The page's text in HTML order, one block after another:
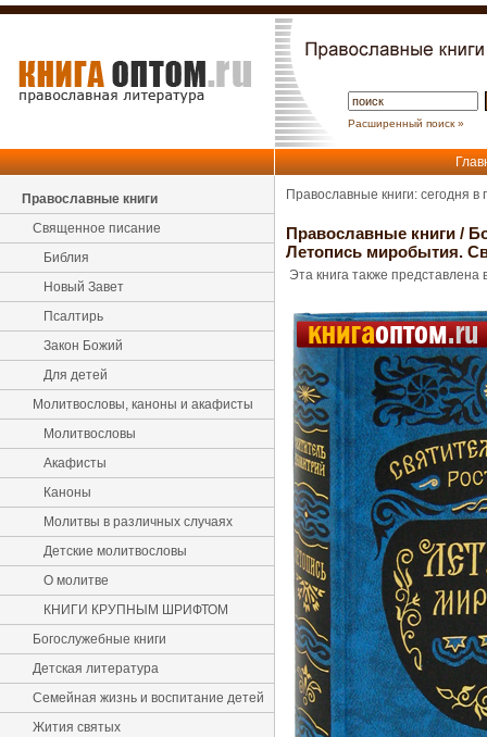
Расширенный поиск »
Православные книги
Священное писание
Библия
Новый Завет
Псалтирь
Закон Божий
Для детей
Молитвословы, каноны и акафисты
Молитвословы
Акафисты
Каноны
Молитвы в различных случаях
Детские молитвословы
О молитве
КНИГИ КРУПНЫМ ШРИФТОМ
Богослужебные книги
Детская литература
Семейная жизнь и воспитание детей
Жития святых
Православные книги: сегодня
Православные книги /
Летопись миробытия.
Эта книга также представлена